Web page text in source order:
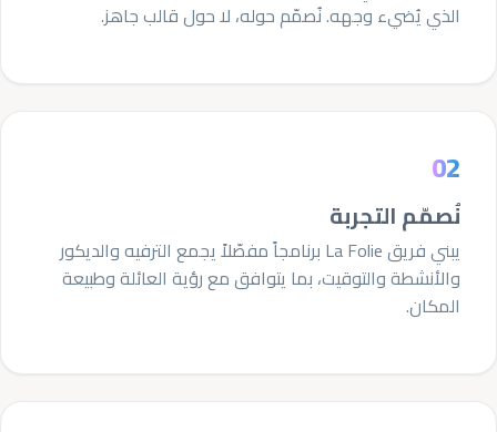
الذي يُضيء وجهه. نُصمّم حوله، لا حول قالب جاهز.
02
نُصمّم التجربة
يبني فريق La Folie برنامجاً مفصّلاً يجمع الترفيه والديكور
والأنشطة والتوقيت، بما يتوافق مع رؤية العائلة وطبيعة
المكان.
Analytics Cookies (Google Analytics)